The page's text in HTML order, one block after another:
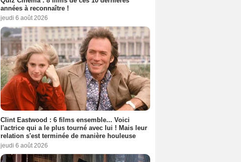
années à reconnaître !
jeudi 6 août 2026
Clint Eastwood : 6 films ensemble... Voici
l'actrice qui a le plus tourné avec lui ! Mais leur
relation s'est terminée de manière houleuse
jeudi 6 août 2026